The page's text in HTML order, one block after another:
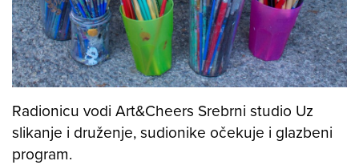
Radionicu vodi Art&Cheers Srebrni studio Uz
slikanje i druženje, sudionike očekuje i glazbeni
program.